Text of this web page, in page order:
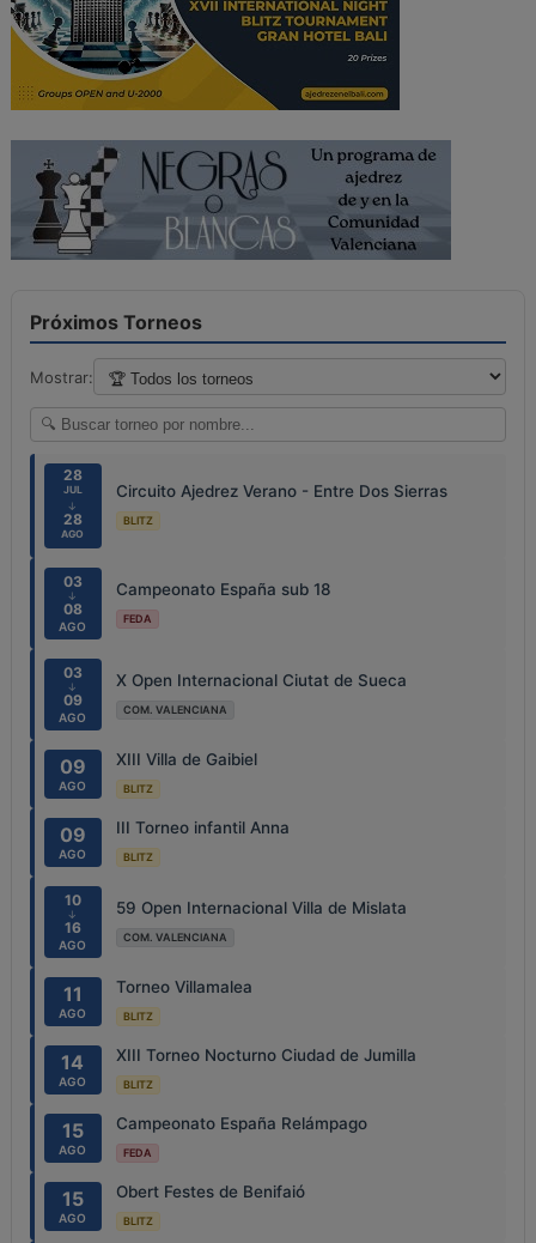
Próximos Torneos
Mostrar:
28
JUL
↓
28
AGO
Circuito Ajedrez Verano - Entre Dos Sierras
BLITZ
03
↓
08
AGO
Campeonato España sub 18
FEDA
03
↓
09
AGO
X Open Internacional Ciutat de Sueca
COM. VALENCIANA
09
AGO
XIII Villa de Gaibiel
BLITZ
09
AGO
III Torneo infantil Anna
BLITZ
10
↓
16
AGO
59 Open Internacional Villa de Mislata
COM. VALENCIANA
11
AGO
Torneo Villamalea
BLITZ
14
AGO
XIII Torneo Nocturno Ciudad de Jumilla
BLITZ
15
AGO
Campeonato España Relámpago
FEDA
15
AGO
Obert Festes de Benifaió
BLITZ